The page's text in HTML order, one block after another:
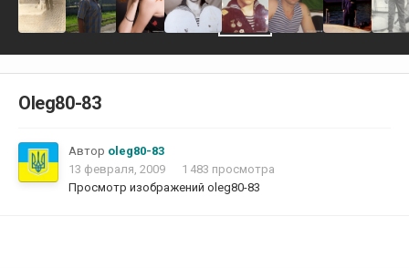
Oleg80-83
Автор oleg80-83
13 февраля, 2009
1 483 просмотра
Просмотр изображений oleg80-83